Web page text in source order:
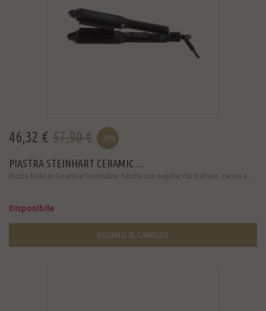
46,32 € 57,90 € -20%
PIASTRA STEINHART CERAMIC ...
Piastra frisèe in Ceramica/Tourmaline. Emette ioni negativi che trattano, curano e ...
Disponibile
AGGIUNGI AL CARRELLO